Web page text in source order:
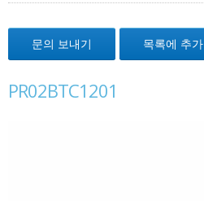
문의 보내기 목록에 추가
PR02BTC1201